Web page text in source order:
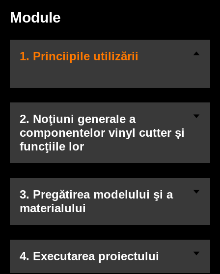
Module
1. Princiipile utilizării
2. Noţiuni generale a
componentelor vinyl cutter şi
funcţiile lor
3. Pregătirea modelului şi a
materialului
4. Executarea proiectului